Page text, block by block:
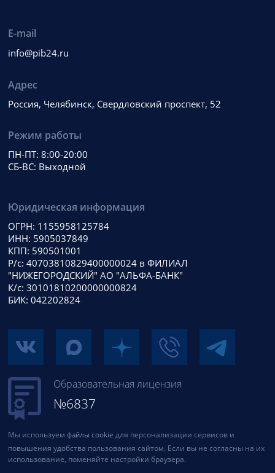
E-mail
info@pib24.ru
Адрес
Россия, Челябинск, Свердловский проспект, 52
Режим работы
ПН-ПТ: 8:00-20:00
СБ-ВС: Выходной
Юридическая информация
ОГРН: 1155958125784
ИНН: 5905037849
КПП: 590501001
Р/с: 40703810829400000024 в ФИЛИАЛ
"НИЖЕГОРОДСКИЙ" АО "АЛЬФА-БАНК"
К/с: 30101810200000000824
БИК: 042202824
Образовательная лицензия
№6837
Мы используем файлы cookie для персонализации сервисов и
повышения удобства пользования сайтом. Если вы не согласны на их
использование, поменяйте настройки браузера.